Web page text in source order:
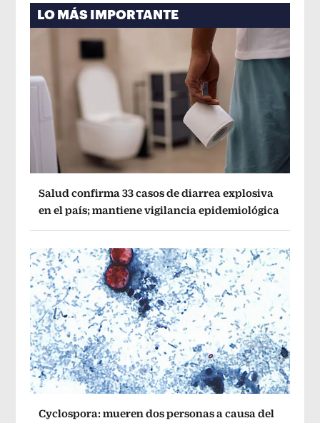
LO MÁS IMPORTANTE
Salud confirma 33 casos de diarrea explosiva
en el país; mantiene vigilancia epidemiológica
Cyclospora: mueren dos personas a causa del